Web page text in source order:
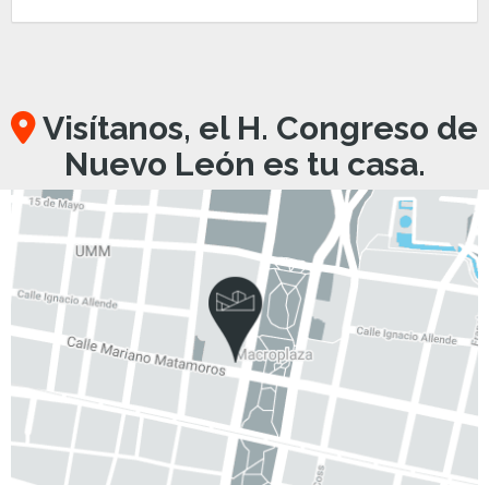
Visítanos, el H. Congreso de
Nuevo León es tu casa.